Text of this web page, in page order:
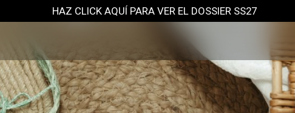
HAZ CLICK AQUÍ PARA VER EL DOSSIER SS27